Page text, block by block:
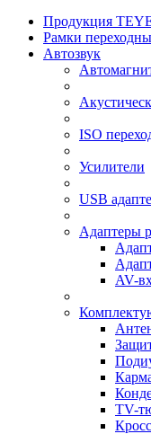
Продукция
Рамки
Автозвук
ISO
Усилители
USB
Адаптеры
AV-
TV-